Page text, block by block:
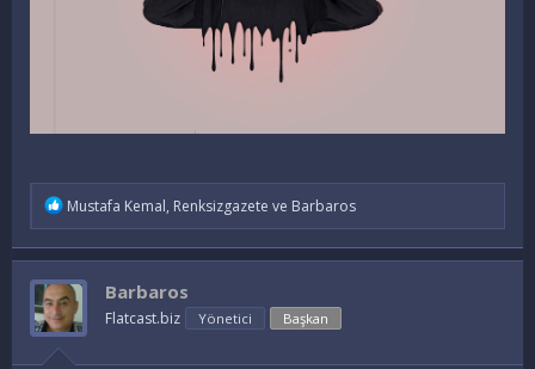
İ
d
e
l
e
r
:
Mustafa Kemal, Renksizgazete ve Barbaros
Barbaros
Flatcast.biz Yönetici Başkan